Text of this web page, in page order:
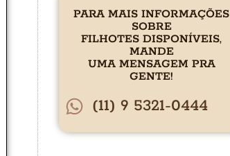
PARA MAIS INFORMAÇÕES
SOBRE
FILHOTES DISPONÍVEIS,
MANDE
UMA MENSAGEM PRA
GENTE!
(11) 9 5321-0444